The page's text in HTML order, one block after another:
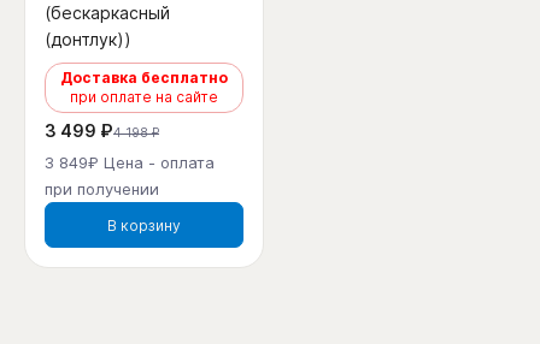
(бескаркасный
(донтлук))
Доставка бесплатно
при оплате на сайте
3 499 ₽4 198 ₽
3 849₽ Цена - оплата
при получении
В корзину